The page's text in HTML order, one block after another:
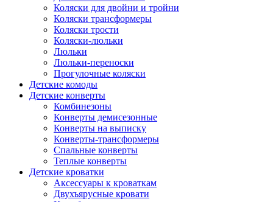
Коляски для двойни и тройни
Коляски трансформеры
Коляски трости
Коляски-люльки
Люльки
Люльки-переноски
Прогулочные коляски
Детские комоды
Детские конверты
Комбинезоны
Конверты демисезонные
Конверты на выписку
Конверты-трансформеры
Спальные конверты
Теплые конверты
Детские кроватки
Аксессуары к кроваткам
Двухъярусные кровати